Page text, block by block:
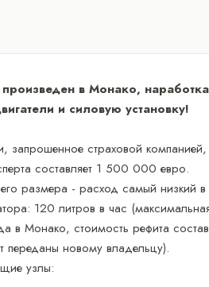
в Монако,
и силовую установку!
запрошенное страховой
составляет 1 500 000 евро.
размера - расход самый низкий в
120 литров в час
в Монако, стоимость рефита
переданы новому владельцу).
узлы: